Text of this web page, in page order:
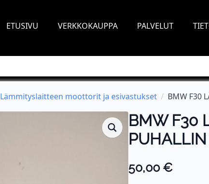
ETUSIVU VERKKOKAUPPA PALVELUT
Lämmityslaitteen moottorit ja esivastukset BMW F30
BMW F30
PUHALLIN
50,00€